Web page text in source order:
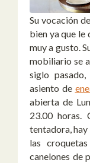
Su vocación
bien ya que le
muy a gusto.
mobiliario se
siglo
asiento de
abierta de
23.00 horas.
tentadora,
las
canelones de